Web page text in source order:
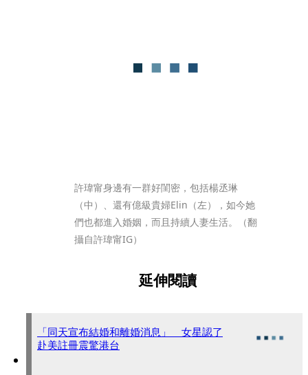
許瑋甯身邊有一群好閨密，包括楊丞琳
（中）、還有億級貴婦Elin（左），如今她
們也都進入婚姻，而且持續人妻生活。（翻
攝自許瑋甯IG）
延伸閱讀
「同天宣布結婚和離婚消息」 女星認了
赴美註冊震驚港台